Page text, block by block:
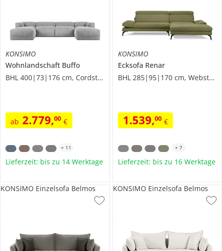
KONSIMO
Wohnlandschaft Buffo
BHL 400|73|176 cm, Cordstoff
ab 2.779,00 €
+ 11
Lieferzeit: bis zu 14 Werktage
KONSIMO
Ecksofa Renar
BHL 285|95|170 cm, Webstoff
1.539,00 €
+ 7
Lieferzeit: bis zu 16 Werktage
KONSIMO Einzelsofa Belmos KONSIMO Einzelsofa Belmos